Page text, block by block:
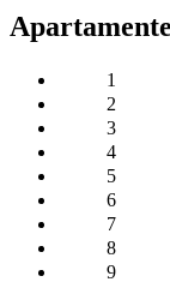
1
2
3
4
5
6
7
8
9